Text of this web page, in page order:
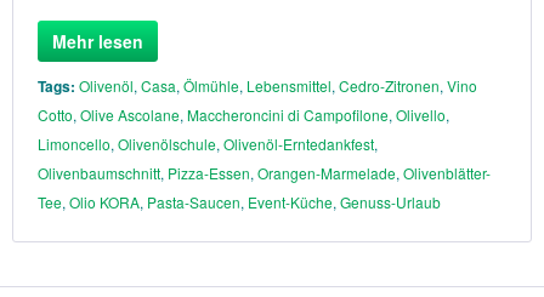
Mehr lesen
Tags: Olivenöl, Casa, Ölmühle, Lebensmittel, Cedro-Zitronen, Vino
Cotto, Olive Ascolane, Maccheroncini di Campofilone, Olivello,
Limoncello, Olivenölschule, Olivenöl-Erntedankfest,
Olivenbaumschnitt, Pizza-Essen, Orangen-Marmelade, Olivenblätter-
Tee, Olio KORA, Pasta-Saucen, Event-Küche, Genuss-Urlaub